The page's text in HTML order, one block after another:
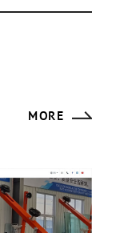
MORE